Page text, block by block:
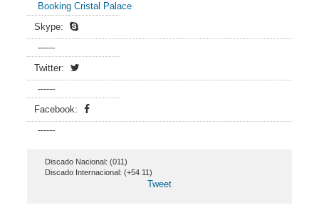
Booking Cristal Palace
Skype:
------
Twitter:
------
Facebook:
------
Discado Nacional: (011)
Discado Internacional: (+54 11)
Tweet